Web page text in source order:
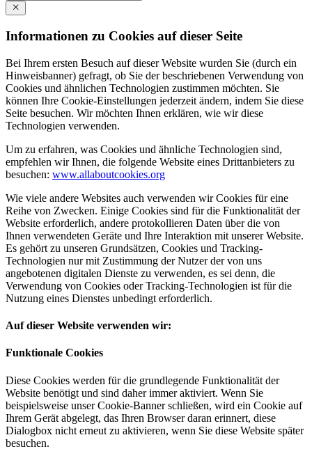
Informationen zu Cookies auf dieser Seite
Bei Ihrem ersten Besuch auf dieser Website wurden Sie (durch ein
Hinweisbanner) gefragt, ob Sie der beschriebenen Verwendung von
Cookies und ähnlichen Technologien zustimmen möchten. Sie
können Ihre Cookie-Einstellungen jederzeit ändern, indem Sie diese
Seite besuchen. Wir möchten Ihnen erklären, wie wir diese
Technologien verwenden.
Um zu erfahren, was Cookies und ähnliche Technologien sind,
empfehlen wir Ihnen, die folgende Website eines Drittanbieters zu
besuchen: www.allaboutcookies.org
Wie viele andere Websites auch verwenden wir Cookies für eine
Reihe von Zwecken. Einige Cookies sind für die Funktionalität der
Website erforderlich, andere protokollieren Daten über die von
Ihnen verwendeten Geräte und Ihre Interaktion mit unserer Website.
Es gehört zu unseren Grundsätzen, Cookies und Tracking-
Technologien nur mit Zustimmung der Nutzer der von uns
angebotenen digitalen Dienste zu verwenden, es sei denn, die
Verwendung von Cookies oder Tracking-Technologien ist für die
Nutzung eines Dienstes unbedingt erforderlich.
Auf dieser Website verwenden wir:
Funktionale Cookies
Diese Cookies werden für die grundlegende Funktionalität der
Website benötigt und sind daher immer aktiviert. Wenn Sie
beispielsweise unser Cookie-Banner schließen, wird ein Cookie auf
Ihrem Gerät abgelegt, das Ihren Browser daran erinnert, diese
Dialogbox nicht erneut zu aktivieren, wenn Sie diese Website später
besuchen.